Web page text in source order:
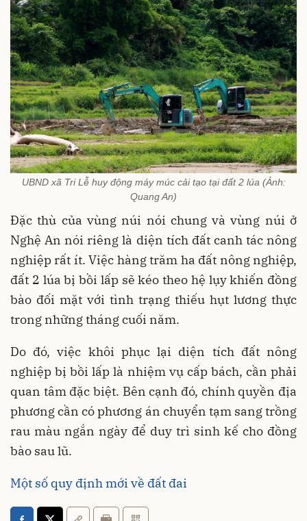
UBND xã Tri Lễ huy động máy múc cải tạo tại đất 2 lúa (Ảnh:
Quang An)
Đặc thù của vùng núi nói chung và vùng núi ở
Nghệ An nói riêng là diện tích đất canh tác nông
nghiệp rất ít. Việc hàng trăm ha đất nông nghiệp,
đất 2 lúa bị bồi lấp sẽ kéo theo hệ lụy khiến đồng
bào đối mặt với tình trạng thiếu hụt lương thực
trong những tháng cuối năm.
Do đó, việc khôi phục lại diện tích đất nông
nghiệp bị bồi lấp là nhiệm vụ cấp bách, cần phải
quan tâm đặc biệt. Bên cạnh đó, chính quyền địa
phương cần có phương án chuyển tạm sang trồng
rau màu ngắn ngày để duy trì sinh kế cho đồng
bào sau lũ.
Một số quy định mới về đất đai